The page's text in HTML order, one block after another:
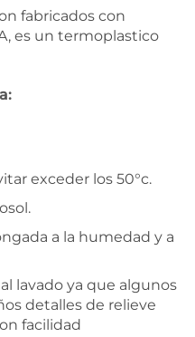
fabricados con
es un termoplastico
exceder los 50°c.
a la humedad y a
lavado ya que algunos
detalles de relieve
facilidad